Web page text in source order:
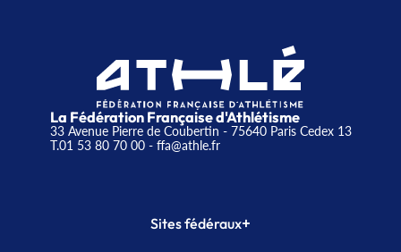
La Fédération Française d'Athlétisme
33 Avenue Pierre de Coubertin - 75640 Paris Cedex 13
T.01 53 80 70 00- ffa@athle.fr
Sites fédéraux+